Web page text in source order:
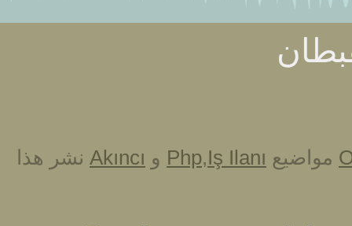
Php ,Iş Ilanı وAkıncı نشر هذا